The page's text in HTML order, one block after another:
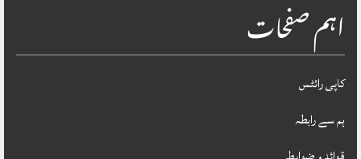
اہم صفحات
کاپی رائٹس
ہم سے رابطہ